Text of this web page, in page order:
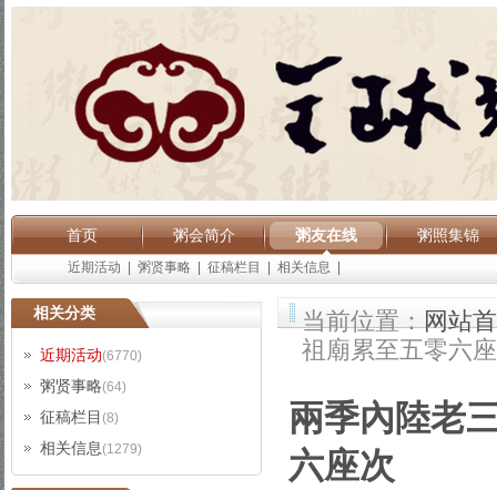
首页 粥会简介 粥友在线 粥照集锦
近期活动 粥贤事略 征稿栏目 相关信息
相关分类
近期活动(6770)
粥贤事略(64)
征稿栏目 (8)
相关信息(1279)
当前位置：网站
祖廟累至五零六
兩季內陸老
六座次